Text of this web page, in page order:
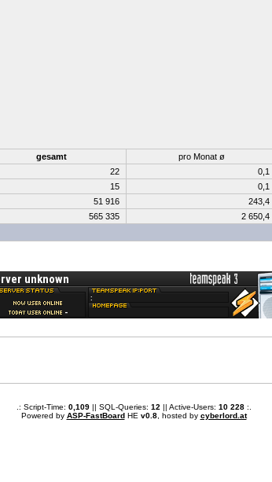
gesamt
pro Monat ø
22 0,1
15 0,1
51 916 243,4
565 335 2 650,4
.: Script-Time: 0,109|| SQL-Queries: 12 || Active-Users: 10 228:.
Powered by ASP-FastBoardHE v0.8, hosted by cyberlord.at